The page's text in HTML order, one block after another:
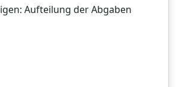
Aufteilung der Abgaben